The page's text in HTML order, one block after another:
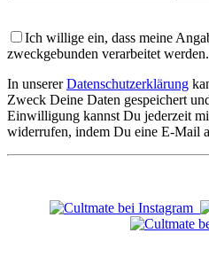
Ich willige ein, dass meine
zweckgebunden verarbeitet werden.
In unsererDatenschutzerklärung
Zweck Deine Daten gespeichert
Einwilligung kannst Du jederzeit
widerrufen, indem Du eine E-Mail